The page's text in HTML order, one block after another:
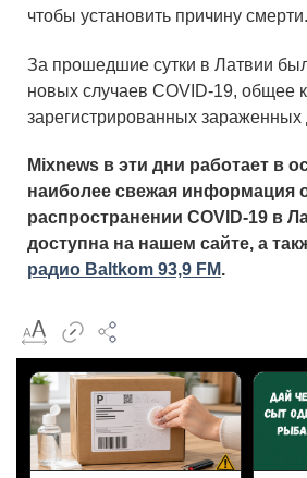
чтобы установить причину смерти.
За прошедшие сутки в Латвии
новых случаев COVID-19, общее
зарегистрированных зараженных
Mixnews в эти дни работает в
наиболее свежая информация
распространении COVID-19 в
доступна на нашем сайте, а
радио Baltkom 93,9 FM.